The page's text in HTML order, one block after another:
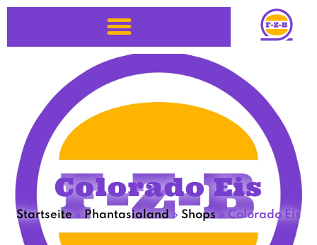
Colorado Eis
Startseite » Phantasialand » Shops » Colorado Eis